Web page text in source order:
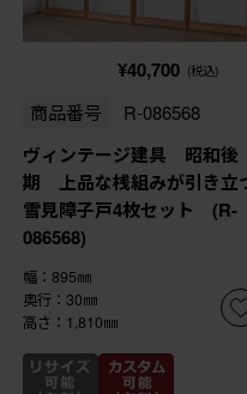
¥40,700 (税込)
商品番号 R-086568
ヴィンテージ建具 昭和後
期 上品な桟組みが引き立
雪見障子戸4枚セット (R-
086568)
幅：895㎜
奥行：30㎜
高さ：1,810㎜